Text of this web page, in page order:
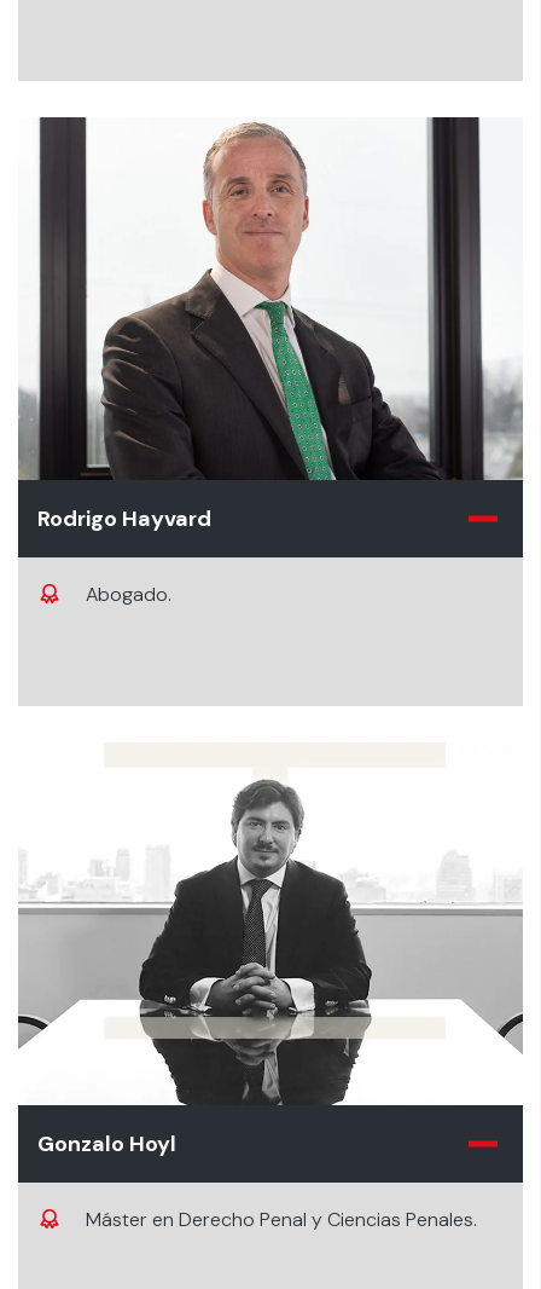
Rodrigo Hayvard
Abogado.
Gonzalo Hoyl
Máster en Derecho Penal y Ciencias Penales.